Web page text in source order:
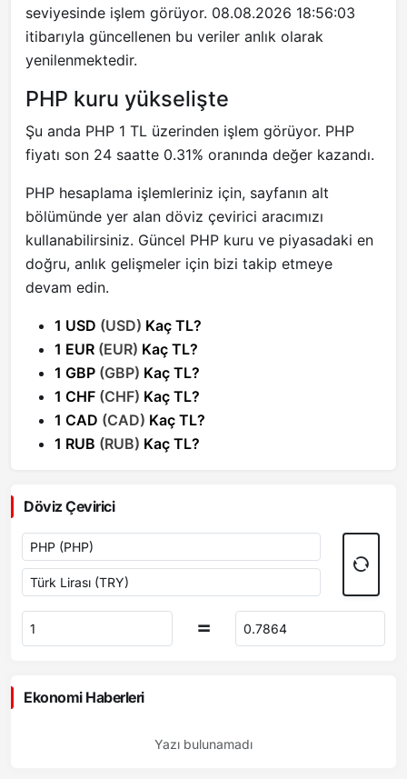
seviyesinde işlem görüyor. 08.08.2026 18:56:03
itibarıyla güncellenen bu veriler anlık olarak
yenilenmektedir.
PHP kuru yükselişte
Şu anda PHP 1 TL üzerinden işlem görüyor. PHP
fiyatı son 24 saatte 0.31% oranında değer kazandı.
PHP hesaplama işlemleriniz için, sayfanın alt
bölümünde yer alan döviz çevirici aracımızı
kullanabilirsiniz. Güncel PHP kuru ve piyasadaki en
doğru, anlık gelişmeler için bizi takip etmeye
devam edin.
1 USD (USD) Kaç TL?
1 EUR (EUR) Kaç TL?
1 GBP (GBP) Kaç TL?
1 CHF (CHF) Kaç TL?
1 CAD (CAD) Kaç TL?
1 RUB (RUB) Kaç TL?
Döviz Çevirici
Ekonomi Haberleri
Yazı bulunamadı